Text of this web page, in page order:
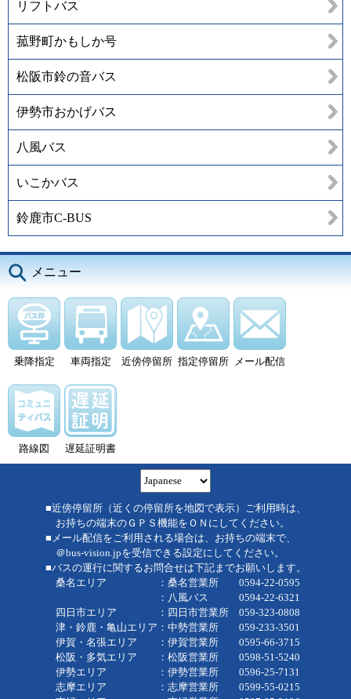
リフトバス
菰野町かもしか号
松阪市鈴の音バス
伊勢市おかげバス
八風バス
いこかバス
鈴鹿市C-BUS
メニュー
乗降指定 車両指定 近傍停留所 指定停留所 メール配信
路線図 遅延証明書
■近傍停留所（近くの停留所を地図で表示）ご利用時は、
お持ちの端末のＧＰＳ機能をＯＮにしてください。
■メール配信をご利用される場合は、お持ちの端末で、
＠bus-vision.jpを受信できる設定にしてください。
■バスの運行に関するお問合せは下記までお願いします。
桑名エリア ：桑名営業所 0594-22-0595
：八風バス 0594-22-6321
四日市エリア ：四日市営業所 059-323-0808
津・鈴鹿・亀山エリア：中勢営業所 059-233-3501
伊賀・名張エリア ：伊賀営業所 0595-66-3715
松阪・多気エリア ：松阪営業所 0598-51-5240
伊勢エリア ：伊勢営業所 0596-25-7131
志摩エリア ：志摩営業所 0599-55-0215